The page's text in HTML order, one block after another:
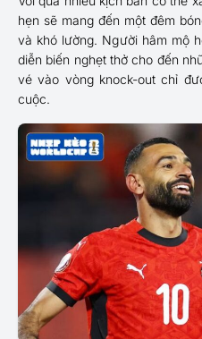
hẹn sẽ mang đến một đêm
và khó lường. Người hâm mộ
diễn biến nghẹt thở cho đến
vé vào vòng knock-out chỉ
cuộc.